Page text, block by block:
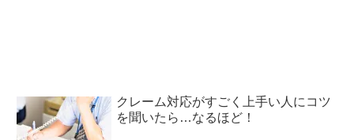
クレーム対応がすごく上手い人にコツ
を聞いたら…なるほど！